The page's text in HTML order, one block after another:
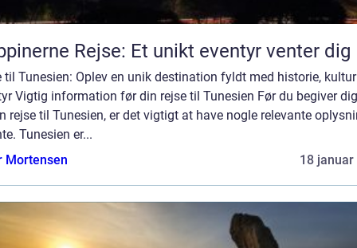
Rejse: Et unikt eventyr venter dig
til Tunesien: Oplev en unik destination fyldt med historie,
Vigtig information før din rejse til Tunesien Før du begiver
rejse til Tunesien, er det vigtigt at have nogle relevante
Tunesien er...
Mortensen
18 januar